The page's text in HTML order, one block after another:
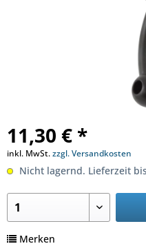
11,30 € *
inkl. MwSt.zzgl. Versandkosten
Nicht lagernd. Lieferzeit
Merken